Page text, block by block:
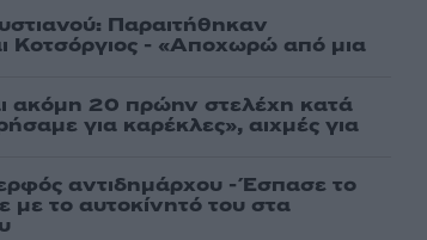
Παραιτήθηκαν
Κοτσόργιος - «Αποχωρώ από μια
ακόμη 20 πρώην στελέχη κατά
για καρέκλες», αιχμές για
αντιδημάρχου - Έσπασε το
το αυτοκίνητό του στα